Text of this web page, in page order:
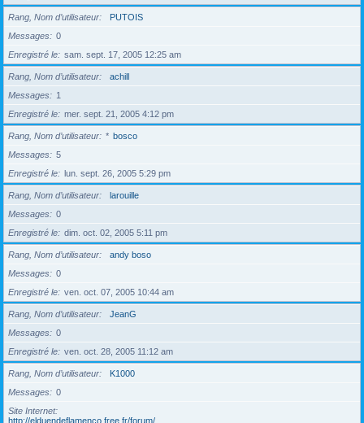
Rang, Nom d’utilisateur
PUTOIS
Messages
0
Enregistré le
sam. sept. 17, 2005 12:25 am
Rang, Nom d’utilisateur
achill
Messages
1
Enregistré le
mer. sept. 21, 2005 4:12 pm
Rang, Nom d’utilisateur * bosco
Messages
5
Enregistré le
lun. sept. 26, 2005 5:29 pm
Rang, Nom d’utilisateur
larouille
Messages
0
Enregistré le
dim. oct. 02, 2005 5:11 pm
Rang, Nom d’utilisateur
andy boso
Messages
0
Enregistré le
ven. oct. 07, 2005 10:44 am
Rang, Nom d’utilisateur
JeanG
Messages
0
Enregistré le
ven. oct. 28, 2005 11:12 am
Rang, Nom d’utilisateur
K1000
Messages
0
Site Internet
http://elduendeflamenco.free.fr/forum/